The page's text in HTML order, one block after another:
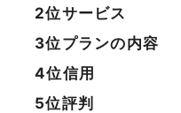
2位サービス
3位プランの内容
4位信用
5位評判